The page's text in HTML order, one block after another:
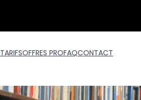
TARIFSOFFRES PROFAQCONTACT